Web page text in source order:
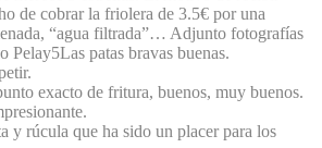
de cobrar la friolera de 3.5€ por una
“agua filtrada”… Adjunto fotografías
Pelay5Las patas bravas buenas.
exacto de fritura, buenos, muy buenos.
y rúcula que ha sido un placer para los